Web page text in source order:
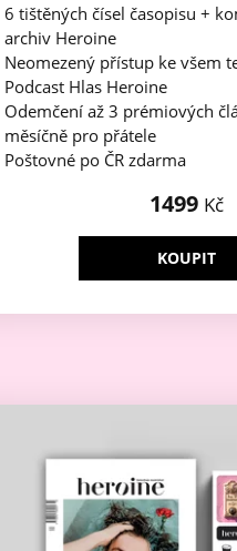
6 tištěných čísel časopisu +
archiv Heroine
Neomezený přístup ke všem
Podcast Hlas Heroine
Odemčení až 3 prémiových
měsíčně pro přátele
Poštovné po ČR zdarma
1499 Kč
KOUPIT